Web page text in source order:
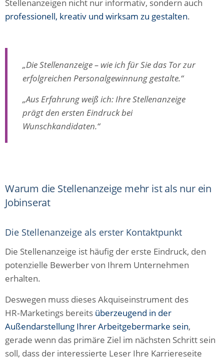
Stellenanzeigen nicht nur informativ, sondern auch
professionell, kreativ und wirksam zu gestalten.
„Die Stellenanzeige – wie ich für Sie das Tor zur
erfolgreichen Personalgewinnung gestalte.“
„Aus Erfahrung weiß ich: Ihre Stellenanzeige
prägt den ersten Eindruck bei
Wunschkandidaten.“
Warum die Stellenanzeige mehr ist als nur ein
Jobinserat
Die Stellenanzeige als erster Kontaktpunkt
Die Stellenanzeige ist häufig der erste Eindruck, den
potenzielle Bewerber von Ihrem Unternehmen
erhalten.
Deswegen muss dieses Akquiseinstrument des
HR‑Marketings bereits überzeugend in der
Außendarstellung Ihrer Arbeitgebermarke sein,
gerade wenn das primäre Ziel im nächsten Schritt sein
soll, dass der interessierte Leser Ihre Karriereseite